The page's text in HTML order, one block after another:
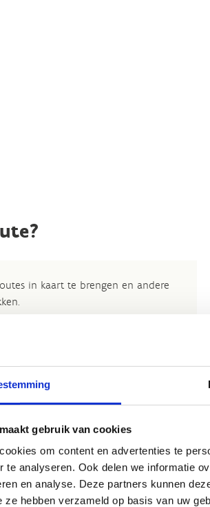
gebruik van cookies
om content en advertenties te
te analyseren. Ook delen we informatie
en analyse. Deze partners kunnen
ze hebben verzameld op basis van uw
in kaart te brengen en andere
kunnen wij beslissen jouw
het recht om kleine aanpassingen
zonder de feitelijke inhoud
en leesbaarheid te verbeteren.​
neem een kijkje bij de
dan naar hetRoutemeldpunt.